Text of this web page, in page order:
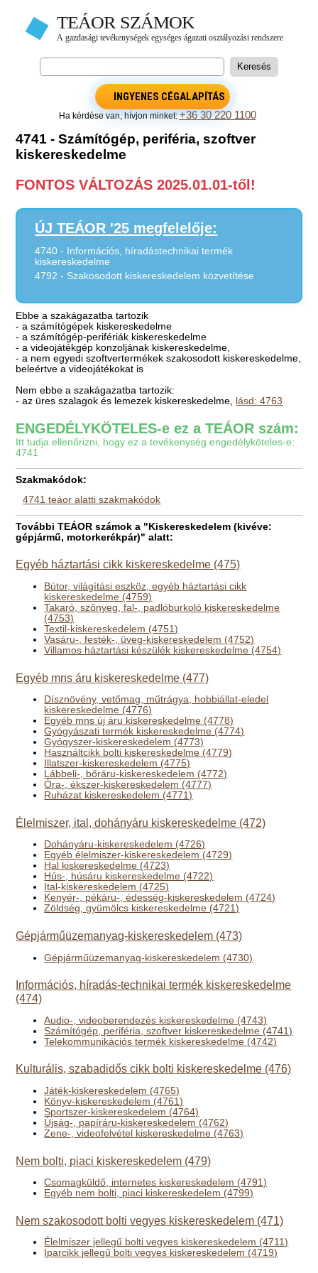
INGYENES CÉGALAPÍTÁS
Ha kérdése van, hívjon minket:+36 30 220 1100
4741 - Számítógép, periféria, szoftver
kiskereskedelme
FONTOS VÁLTOZÁS 2025.01.01-től!
ÚJ TEÁOR '25 megfelelője:
4740 - Információs, híradástechnikai termék
kiskereskedelme
4792 - Szakosodott kiskereskedelem közvetítése
Ebbe a szakágazatba tartozik
- a számítógépek kiskereskedelme
- a számítógép-perifériák kiskereskedelme
- a videojátékgép konzoljának kiskereskedelme,
- a nem egyedi szoftvertermékek szakosodott kiskereskedelme,
beleértve a videojátékokat is
Nem ebbe a szakágazatba tartozik:
- az üres szalagok és lemezek kiskereskedelme, lásd: 4763
ENGEDÉLYKÖTELES-e ez a TEÁOR szám:
Itt tudja ellenőrizni, hogy ez a tevékenység engedélyköteles-e:
4741
Szakmakódok:
4741 teáor alatti szakmakódok
További TEÁOR számok a "Kiskereskedelem (kivéve:
gépjármű, motorkerékpár)" alatt:
Egyéb háztartási cikk kiskereskedelme (475)
Bútor, világítási eszköz, egyéb háztartási cikk
kiskereskedelme (4759)
Takaró, szőnyeg, fal-, padlóburkoló kiskereskedelme
(4753)
Textil-kiskereskedelem (4751)
Vasáru-, festék-, üveg-kiskereskedelem (4752)
Villamos háztartási készülék kiskereskedelme (4754)
Egyéb mns áru kiskereskedelme (477)
Dísznövény, vetőmag, műtrágya, hobbiállat-eledel
kiskereskedelme (4776)
Egyéb mns új áru kiskereskedelme (4778)
Gyógyászati termék kiskereskedelme (4774)
Gyógyszer-kiskereskedelem (4773)
Használtcikk bolti kiskereskedelme (4779)
Illatszer-kiskereskedelem (4775)
Lábbeli-, bőráru-kiskereskedelem (4772)
Óra-, ékszer-kiskereskedelem (4777)
Ruházat kiskereskedelem (4771)
Élelmiszer, ital, dohányáru kiskereskedelme (472)
Dohányáru-kiskereskedelem (4726)
Egyéb élelmiszer-kiskereskedelem (4729)
Hal kiskereskedelme (4723)
Hús-, húsáru kiskereskedelme (4722)
Ital-kiskereskedelem (4725)
Kenyér-, pékáru-, édesség-kiskereskedelem (4724)
Zöldség, gyümölcs kiskereskedelme (4721)
Gépjárműüzemanyag-kiskereskedelem (473)
Gépjárműüzemanyag-kiskereskedelem (4730)
Információs, híradás-technikai termék kiskereskedelme
(474)
Audio-, videoberendezés kiskereskedelme (4743)
Számítógép, periféria, szoftver kiskereskedelme (4741)
Telekommunikációs termék kiskereskedelme (4742)
Kulturális, szabadidős cikk bolti kiskereskedelme (476)
Játék-kiskereskedelem (4765)
Könyv-kiskereskedelem (4761)
Sportszer-kiskereskedelem (4764)
Újság-, papíráru-kiskereskedelem (4762)
Zene-, videofelvétel kiskereskedelme (4763)
Nem bolti, piaci kiskereskedelem (479)
Csomagküldő, internetes kiskereskedelem (4791)
Egyéb nem bolti, piaci kiskereskedelem (4799)
Nem szakosodott bolti vegyes kiskereskedelem (471)
Élelmiszer jellegű bolti vegyes kiskereskedelem (4711)
Iparcikk jellegű bolti vegyes kiskereskedelem (4719)